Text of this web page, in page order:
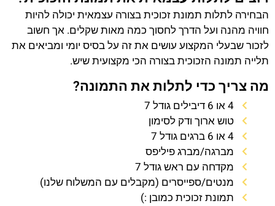
הבחירה לתלות תמונת זכוכית בצורה עצמאית יכולה להיות
חוויה מהנה ועל הדרך לחסוך כמה מאות שקלים. אך חשוב
לזכור שבעלי המקצוע עושים את זה על בסיס יומי ומביאים את
תלייה תמונה הזכוכית בצורה הכי מקצועית שיש.
מה צריך כדי לתלות את התמונה?
4 או 6 דיבילים גודל 7
טוש ארוך ודק לסימון
4 או 6 ברגים גודל 7
מברגה/מברג פיליפס
מקדחה עם ראש גודל 7
מנטים/ספייסרים (מקבלים עם המשלוח שלנו)
תמונת זכוכית כמובן :)